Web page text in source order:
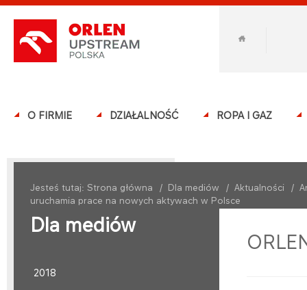
O FIRMIE DZIAŁALNOŚĆ ROPA I GAZ
Jesteś tutaj: Strona główna / Dla mediów / Aktualności /
uruchamia prace na nowych aktywach w Polsce
Dla mediów
2018